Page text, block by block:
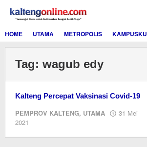
konten
HOME
UTAMA METROPOLIS KAMPUSKU
Tag: wagub edy
Kalteng Percepat Vaksinasi Covid-19
PEMPROV KALTENG, UTAMA
31 Mei
2021
kaltengonline.com